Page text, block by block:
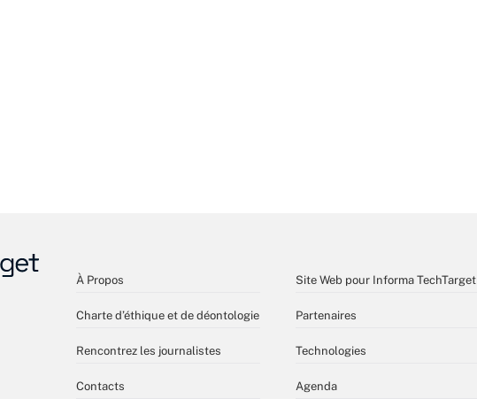
À Propos
Charte d’éthique et de déontologie
Rencontrez les journalistes
Contacts
Site Web pour Informa TechTarget
Partenaires
Technologies
Agenda